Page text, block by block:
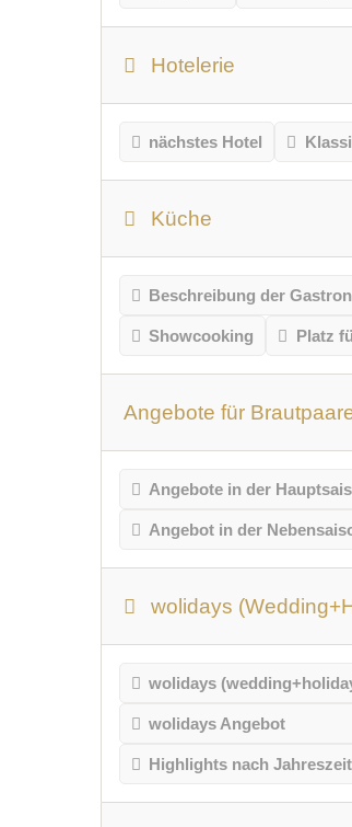
Hotelerie
nächstes Hotel
Küche
Beschreibung der
Showcooking Platz
Angebote für
Angebote in der
Angebot in der
wolidays
wolidays
wolidays Angebot
Highlights nach Jahreszeit